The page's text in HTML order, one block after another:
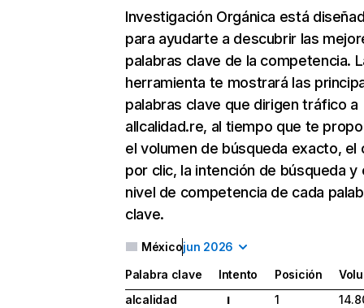
Investigación Orgánica está
para ayudarte a descubrir las
palabras clave de la competencia.
herramienta te mostrará las
palabras clave que dirigen tráfico a
allcalidad.re, al tiempo que te
el volumen de búsqueda exacto, el
por clic, la intención de búsqueda y
nivel de competencia de cada
clave.
Méxicojun 2026
Palabra clave Intento Posición
alcalidad
I 1